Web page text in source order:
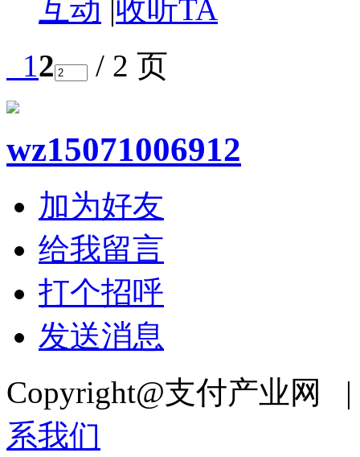
互动 |收听TA
12 / 2 页
wz15071006912
加为好友
给我留言
打个招呼
发送消息
Copyright@支付产业
系我们